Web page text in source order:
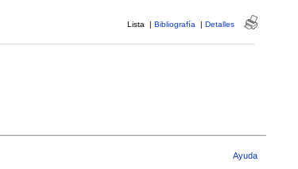
Lista | Bibliografía | Detalles
Ayuda